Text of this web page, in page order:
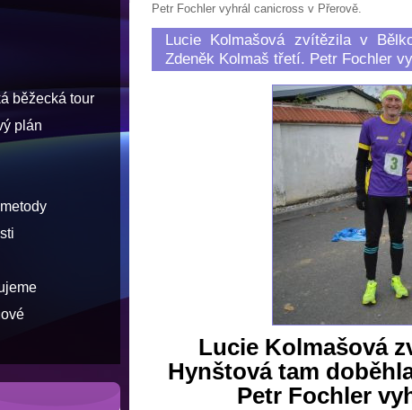
běžecká tour
plán
Petr Fochler vyhrál canicross v Přerově.
Lucie Kolmašová zvítězila v
Zdeněk Kolmaš třetí. Petr Fochler
Lucie Kolmašová
Hynštová tam
Petr Fochler